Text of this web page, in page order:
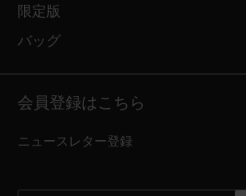
限定版
バッグ
会員登録はこちら
ニュースレター登録